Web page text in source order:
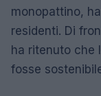
monopattino,
residenti. Di
ha ritenuto che
fosse